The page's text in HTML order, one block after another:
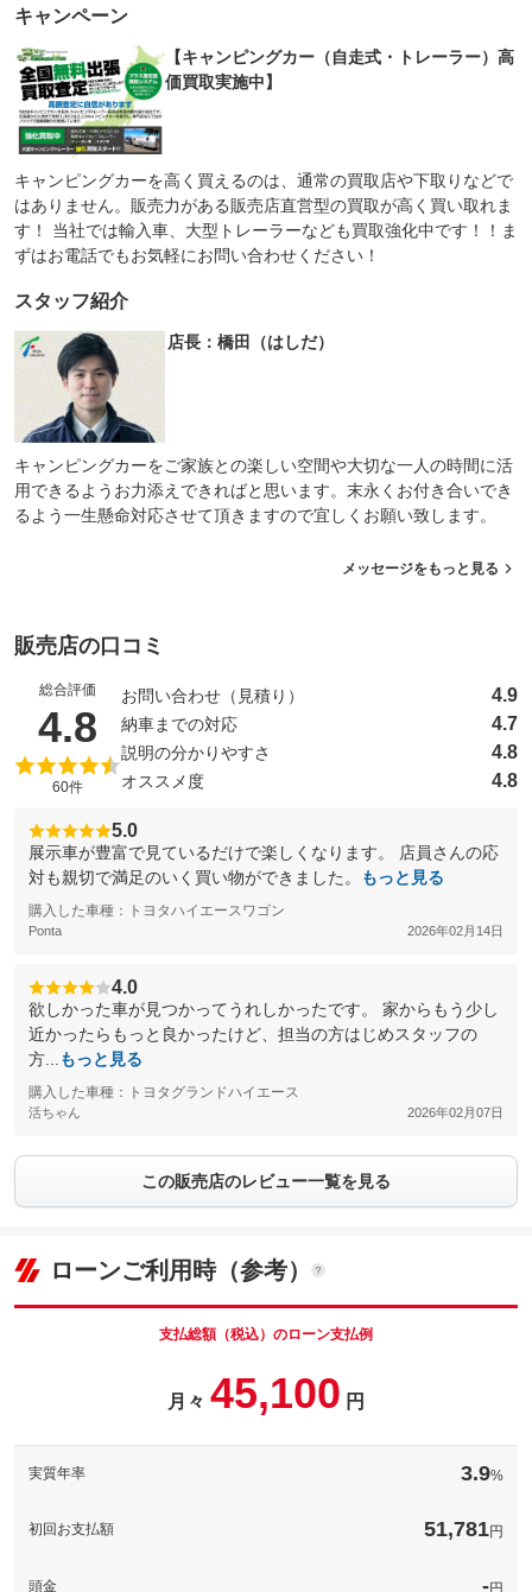
組立ベッド・電動
：装備なし
キッチン（シンク）
：装備あり
トイレ
ウインドウエアコン
：装備なし テーブル
：装備あり
シャワー
：装備なし サイドオーニング
：装備なし
：装備あり
キャンペーン
【キャンピングカー（自走式・トレーラー）高
価買取実施中】
キャンピングカーを高く買えるのは、通常の買取店や下取りなどで
はありません。販売力がある販売店直営型の買取が高く買い取れま
す！ 当社では輸入車、大型トレーラーなども買取強化中です！！ま
ずはお電話でもお気軽にお問い合わせください！
スタッフ紹介
店長：橋田（はしだ）
キャンピングカーをご家族との楽しい空間や大切な一人の時間に活
用できるようお力添えできればと思います。末永くお付き合いでき
るよう一生懸命対応させて頂きますので宜しくお願い致します。
メッセージをもっと見る
販売店の口コミ
総合評価
4.8 （5点満点中）
60件
お問い合わせ（見積り） 4.9
納車までの対応 4.7
説明の分かりやすさ 4.8
オススメ度 4.8
5.0
展示車が豊富で見ているだけで楽しくなります。 店員さんの応
対も親切で満足のいく買い物ができました。
もっと見る
購入した車種：トヨタハイエースワゴン
Ponta 2026年02月14日
4.0
欲しかった車が見つかってうれしかったです。 家からもう少し
近かったらもっと良かったけど、担当の方はじめスタッフの
方...
もっと見る
購入した車種：トヨタグランドハイエース
活ちゃん 2026年02月07日
この販売店のレビュー一覧を見る
ローンご利用時（参考）
支払総額（税込）のローン支払例
月々 45,100 円
実質年率 3.9%
初回お支払額 51,781円
頭金 -円